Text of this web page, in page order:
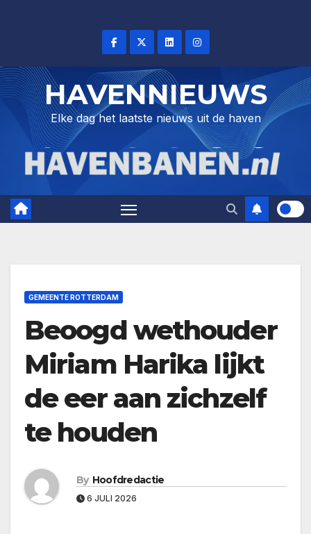
HAVENNIEUWS
Elke dag het laatste nieuws uit de haven
GEMEENTE ROTTERDAM
Beoogd wethouder
Miriam Harika lijkt
de eer aan zichzelf
te houden
By Hoofdredactie
6 JULI 2026